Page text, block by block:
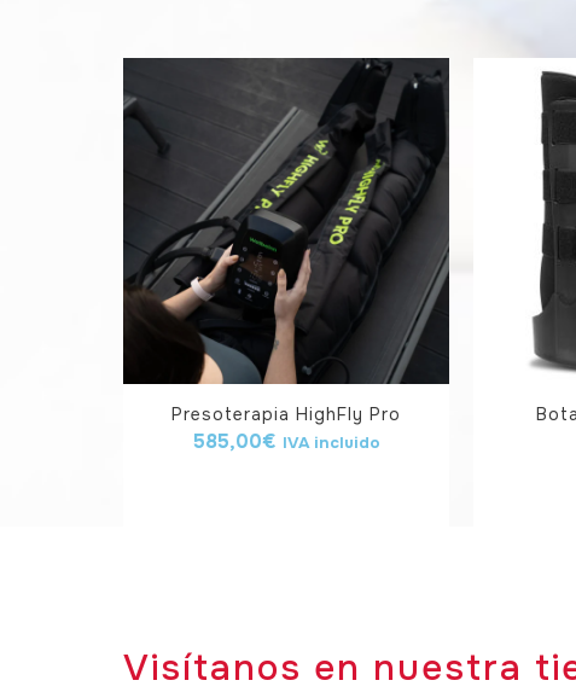
Presoterapia HighFly Pro
585,00€ IVA incluido
Visítanos en nuestra